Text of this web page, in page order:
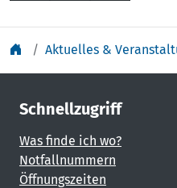
Aktuelles &
Schnellzugriff
Was finde ich wo?
Notfallnummern
Öffnungszeiten